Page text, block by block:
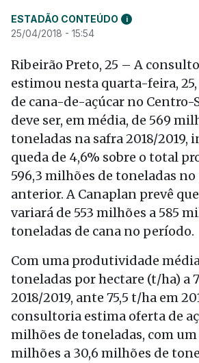
ESTADÃO CONTEÚDO i
25/04/2018 - 15:54
Ribeirão Preto, 25 – A
estimou nesta quarta-feira,
de cana-de-açúcar no Centro-
deve ser, em média, de 569
toneladas na safra 2018/2019,
queda de 4,6% sobre o total
596,3 milhões de toneladas
anterior. A Canaplan prevê
variará de 553 milhões a 585
toneladas de cana no período.
Com uma produtividade
toneladas por hectare (t/ha) a
2018/2019, ante 75,5 t/ha em
consultoria estima oferta de
milhões de toneladas, com
milhões a 30,6 milhões de